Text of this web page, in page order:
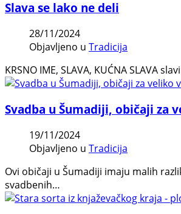
Slava se lako ne deli
28/11/2024
Objavljeno u Tradicija
KRSNO IME, SLAVA, KUĆNA SLAVA
Svadba u Šumadiji, običaji za
19/11/2024
Objavljeno u Tradicija
Ovi običaji u Šumadiji imaju malih
svadbenih…